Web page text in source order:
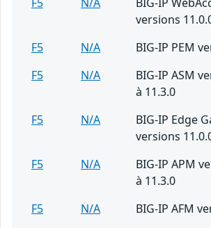
versions
F5
N/A
BIG-IP PEM
F5
N/A
BIG-IP ASM
à 11.3.0
F5
N/A
BIG-IP Edge
versions
F5
N/A
BIG-IP APM
à 11.3.0
F5
N/A
BIG-IP AFM